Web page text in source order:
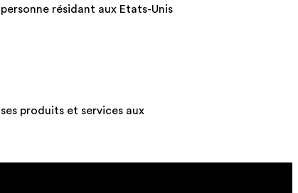
résidant aux Etats-Unis
produits et services aux